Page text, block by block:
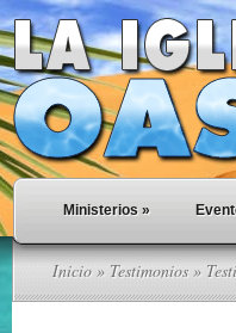
Ministerios »
Inicio » Testimonios»